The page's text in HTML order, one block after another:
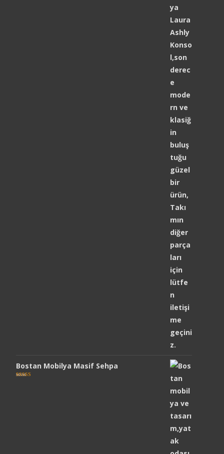
Bostan Mobilya Masif Sehpa